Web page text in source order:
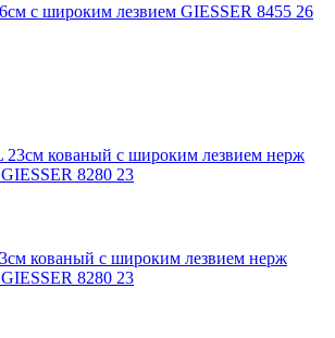
с широким лезвием GIESSER 8455 26
кованый с широким лезвием нерж
8280 23